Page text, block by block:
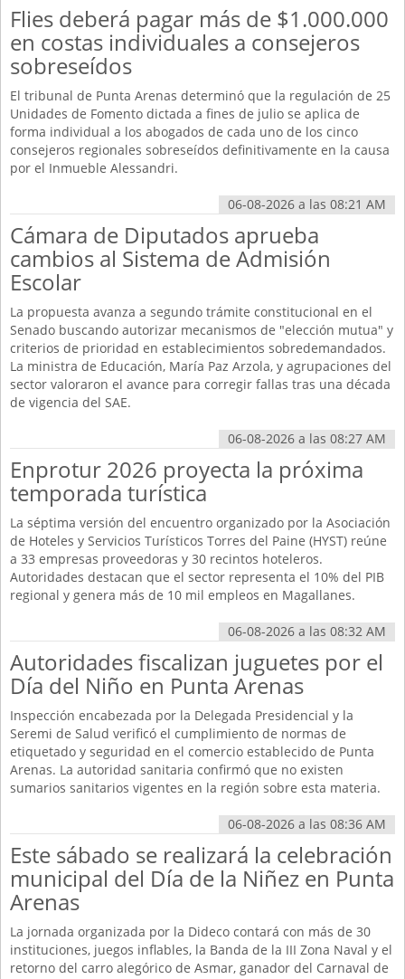
06-08-2026 a las 08:21 AM
Flies deberá pagar más de $1.000.000
en costas individuales a consejeros
sobreseídos
El tribunal de Punta Arenas determinó que la regulación de 25
Unidades de Fomento dictada a fines de julio se aplica de
forma individual a los abogados de cada uno de los cinco
consejeros regionales sobreseídos definitivamente en la causa
por el Inmueble Alessandri.
06-08-2026 a las 08:27 AM
Cámara de Diputados aprueba
cambios al Sistema de Admisión
Escolar
La propuesta avanza a segundo trámite constitucional en el
Senado buscando autorizar mecanismos de "elección mutua" y
criterios de prioridad en establecimientos sobredemandados.
La ministra de Educación, María Paz Arzola, y agrupaciones del
sector valoraron el avance para corregir fallas tras una década
de vigencia del SAE.
06-08-2026 a las 08:32 AM
Enprotur 2026 proyecta la próxima
temporada turística
La séptima versión del encuentro organizado por la Asociación
de Hoteles y Servicios Turísticos Torres del Paine (HYST) reúne
a 33 empresas proveedoras y 30 recintos hoteleros.
Autoridades destacan que el sector representa el 10% del PIB
regional y genera más de 10 mil empleos en Magallanes.
06-08-2026 a las 08:36 AM
Autoridades fiscalizan juguetes por el
Día del Niño en Punta Arenas
Inspección encabezada por la Delegada Presidencial y la
Seremi de Salud verificó el cumplimiento de normas de
etiquetado y seguridad en el comercio establecido de Punta
Arenas. La autoridad sanitaria confirmó que no existen
sumarios sanitarios vigentes en la región sobre esta materia.
Este sábado se realizará la celebración
municipal del Día de la Niñez en Punta
Arenas
La jornada organizada por la Dideco contará con más de 30
instituciones, juegos inflables, la Banda de la III Zona Naval y el
retorno del carro alegórico de Asmar, ganador del Carnaval de